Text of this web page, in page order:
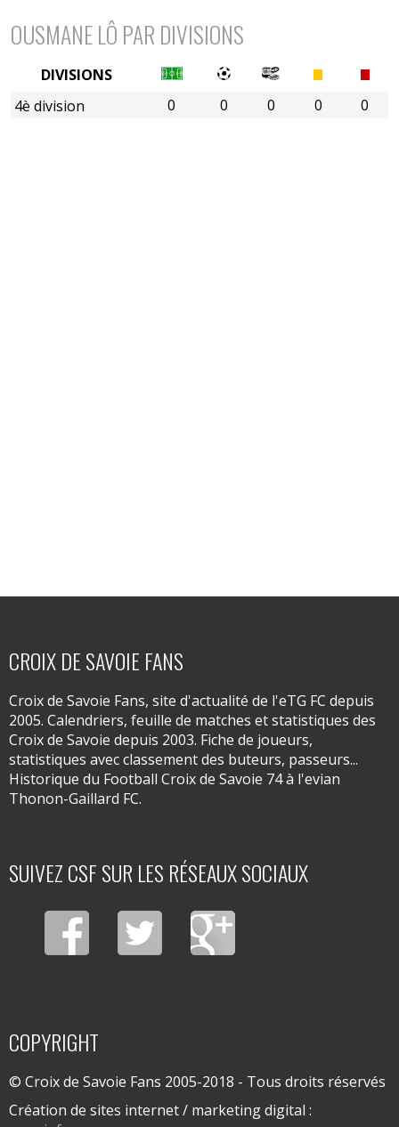
OUSMANE LÔ PAR DIVISIONS
0 0 0 0 0
DIVISIONS
4è division
CROIX DE SAVOIE FANS
Croix de Savoie Fans, site d'actualité de l'eTG FC depuis
2005. Calendriers, feuille de matches et statistiques des
Croix de Savoie depuis 2003. Fiche de joueurs,
statistiques avec classement des buteurs, passeurs...
Historique du Football Croix de Savoie 74 à l'evian
Thonon-Gaillard FC.
SUIVEZ CSF SUR LES RÉSEAUX SOCIAUX
COPYRIGHT
© Croix de Savoie Fans 2005-2018 - Tous droits réservés
Création de sites internet / marketing digital :